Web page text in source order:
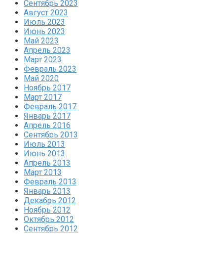
Сентябрь 2023
Август 2023
Июль 2023
Июнь 2023
Май 2023
Апрель 2023
Март 2023
Февраль 2023
Май 2020
Ноябрь 2017
Март 2017
Февраль 2017
Январь 2017
Апрель 2016
Сентябрь 2013
Июль 2013
Июнь 2013
Апрель 2013
Март 2013
Февраль 2013
Январь 2013
Декабрь 2012
Ноябрь 2012
Октябрь 2012
Сентябрь 2012